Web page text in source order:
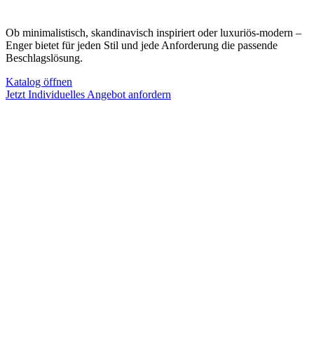
Ob minimalistisch, skandinavisch inspiriert oder luxuriös-modern –
Enger bietet für jeden Stil und jede Anforderung die passende
Beschlagslösung.
Katalog öffnen
Jetzt Individuelles Angebot anfordern